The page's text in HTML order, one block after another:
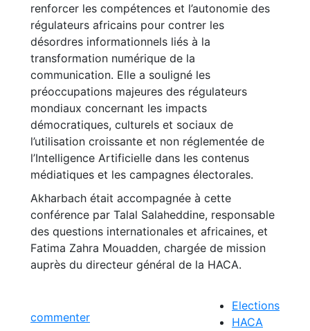
renforcer les compétences et l’autonomie des
régulateurs africains pour contrer les
désordres informationnels liés à la
transformation numérique de la
communication. Elle a souligné les
préoccupations majeures des régulateurs
mondiaux concernant les impacts
démocratiques, culturels et sociaux de
l’utilisation croissante et non réglementée de
l’Intelligence Artificielle dans les contenus
médiatiques et les campagnes électorales.
Akharbach était accompagnée à cette
conférence par Talal Salaheddine, responsable
des questions internationales et africaines, et
Fatima Zahra Mouadden, chargée de mission
auprès du directeur général de la HACA.
commenter
Elections
HACA